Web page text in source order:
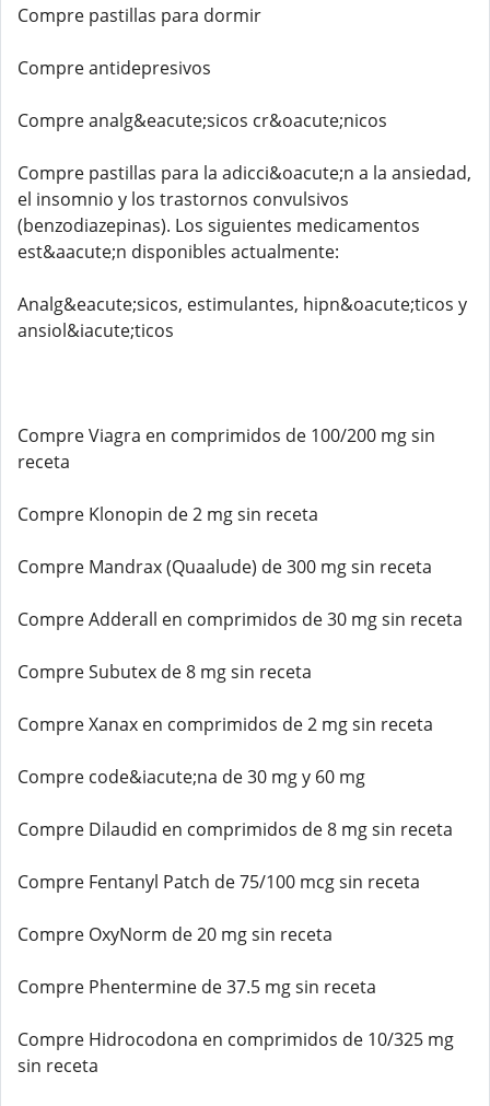
Compre pastillas para dormir
Compre antidepresivos
Compre analg&eacute;sicos cr&oacute;nicos
Compre pastillas para la adicci&oacute;n a la ansiedad,
el insomnio y los trastornos convulsivos
(benzodiazepinas). Los siguientes medicamentos
est&aacute;n disponibles actualmente:
Analg&eacute;sicos, estimulantes, hipn&oacute;ticos y
ansiol&iacute;ticos
Compre Viagra en comprimidos de 100/200 mg sin
receta
Compre Klonopin de 2 mg sin receta
Compre Mandrax (Quaalude) de 300 mg sin receta
Compre Adderall en comprimidos de 30 mg sin receta
Compre Subutex de 8 mg sin receta
Compre Xanax en comprimidos de 2 mg sin receta
Compre code&iacute;na de 30 mg y 60 mg
Compre Dilaudid en comprimidos de 8 mg sin receta
Compre Fentanyl Patch de 75/100 mcg sin receta
Compre OxyNorm de 20 mg sin receta
Compre Phentermine de 37.5 mg sin receta
Compre Hidrocodona en comprimidos de 10/325 mg
sin receta